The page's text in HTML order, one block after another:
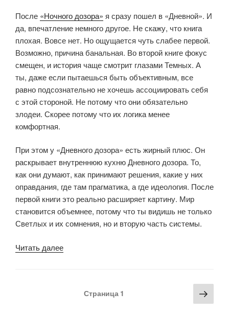
После «Ночного дозора» я сразу пошел в «Дневной». И
да, впечатление немного другое. Не скажу, что книга
плохая. Вовсе нет. Но ощущается чуть слабее первой.
Возможно, причина банальная. Во второй книге фокус
смещен, и история чаще смотрит глазами Темных. А
ты, даже если пытаешься быть объективным, все
равно подсознательно не хочешь ассоциировать себя
с этой стороной. Не потому что они обязательно
злодеи. Скорее потому что их логика менее
комфортная.
При этом у «Дневного дозора» есть жирный плюс. Он
раскрывает внутреннюю кухню Дневного дозора. То,
как они думают, как принимают решения, какие у них
оправдания, где там прагматика, а где идеология. После
первой книги это реально расширяет картину. Мир
становится объемнее, потому что ты видишь не только
Светлых и их сомнения, но и вторую часть системы.
Читать далее«Дневной
Лукьяненко
Страница 1